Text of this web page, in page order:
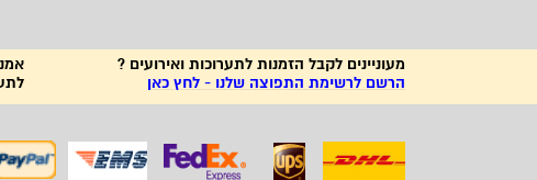
מעוניינים לקבל הזמנות לתערוכות ואירועים ?
הרשם לרשימת התפוצה שלנו - לחץ כאן